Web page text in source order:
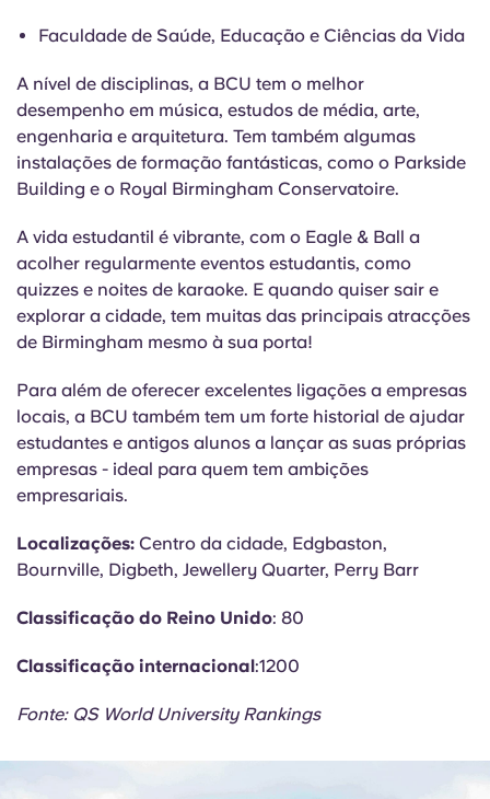
Faculdade de Saúde, Educação e Ciências da Vida
A nível de disciplinas, a BCU tem o melhor
desempenho em música, estudos de média, arte,
engenharia e arquitetura. Tem também algumas
instalações de formação fantásticas, como o Parkside
Building e o Royal Birmingham Conservatoire.
A vida estudantil é vibrante, com o Eagle & Ball a
acolher regularmente eventos estudantis, como
quizzes e noites de karaoke. E quando quiser sair e
explorar a cidade, tem muitas das principais atracções
de Birmingham mesmo à sua porta!
Para além de oferecer excelentes ligações a empresas
locais, a BCU também tem um forte historial de ajudar
estudantes e antigos alunos a lançar as suas próprias
empresas - ideal para quem tem ambições
empresariais.
Localizações: Centro da cidade, Edgbaston,
Bournville, Digbeth, Jewellery Quarter, Perry Barr
Classificação do Reino Unido: 80
Classificação internacional:1200
Fonte: QS World University Rankings